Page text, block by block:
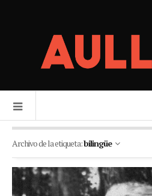
Archivo de la etiqueta:bilingüe